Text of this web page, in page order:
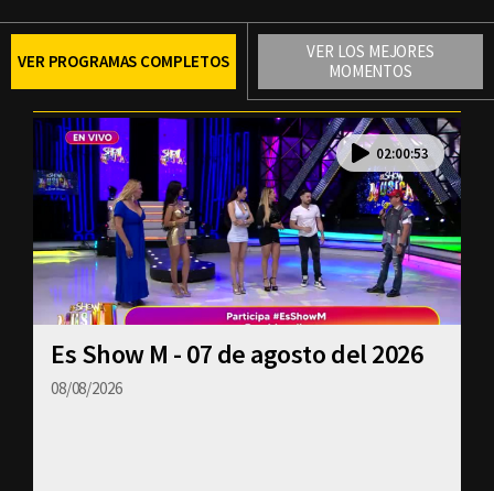
Email
VER PROGRAMAS COMPLETOS
VER LOS MEJORES
MOMENTOS
Es Show M - 07 de agosto del 2026
08/08/2026
02:00:53